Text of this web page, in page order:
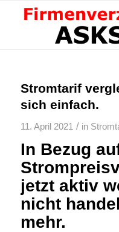
Stromtarif
sich einfach.
11. April 2021 / in
In Bezug
jetzt aktiv
nicht
mehr.